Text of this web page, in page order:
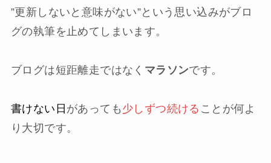
”更新しないと意味がない”という思い込みがブロ
グの執筆を止めてしまいます。
ブログは短距離走ではなく マラソンです。
書けない日 があっても 少しずつ続ける ことが何よ
り大切です。